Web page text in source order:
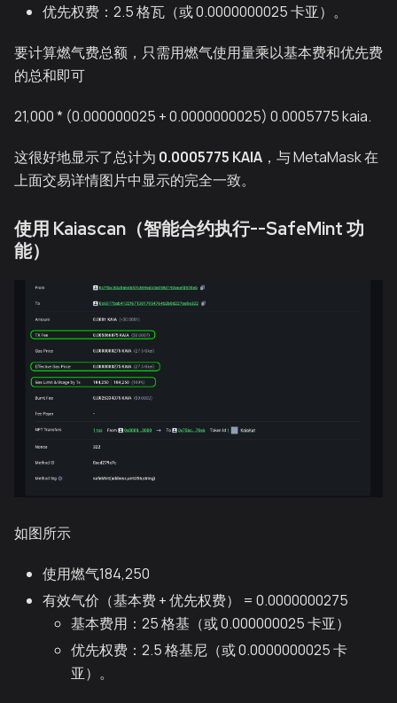
优先权费：2.5 格瓦（或 0.0000000025 卡亚）。
要计算燃气费总额，只需用燃气使用量乘以基本费和优先费
的总和即可
21,000 * (0.000000025 + 0.0000000025) 0.0005775 kaia.
这很好地显示了总计为 0.0005775 KAIA ，与 MetaMask 在
上面交易详情图片中显示的完全一致。
使用 Kaiascan（智能合约执行--SafeMint 功
能）
如图所示
使用燃气184,250
有效气价（基本费 + 优先权费） = 0.0000000275
基本费用：25 格基（或 0.000000025 卡亚）
优先权费：2.5 格基尼（或 0.0000000025 卡
亚）。